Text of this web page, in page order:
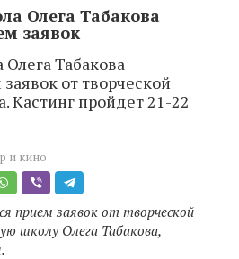
Олега Табакова
заявок
Табакова
от творческой
Кастинг пройдет 21-22
и кино
прием заявок от творческой
школу Олега Табакова,